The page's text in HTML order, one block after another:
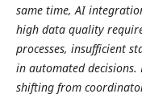
same time, AI
high data quality
processes, insufficient
in automated
shifting from